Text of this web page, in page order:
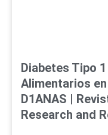
Diabetes Tipo
Alimentarios
D1ANAS |
Research and